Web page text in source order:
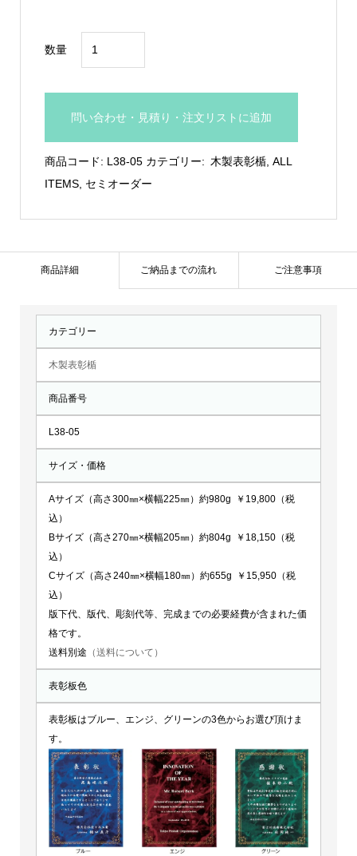
数量
ー
木
個
問い合わせ・見積り・注文リストに追加
商品コード: L38-05 カテゴリー: 木製表彰楯, ALL
ITEMS, セミオーダー
商品詳細 ご納品までの流れ ご注意事項
カテゴリー
木製表彰楯
商品番号
L38-05
サイズ・価格
Aサイズ（高さ300㎜×横幅225㎜）約980g ￥19,800（税
込）
Bサイズ（高さ270㎜×横幅205㎜）約804g ￥18,150（税
込）
Cサイズ（高さ240㎜×横幅180㎜）約655g ￥15,950（税
込）
版下代、版代、彫刻代等、完成までの必要経費が含まれた価
格です。
送料別途 （送料について）
表彰板色
表彰板はブルー、エンジ、グリーンの3色からお選び頂けま
す。